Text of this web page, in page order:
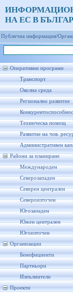
НА ЕС В
Публична информация/
Оперативни програми
Транспорт
Околна среда
Регионално развитие
Техническа помощ
Развитие на чов.
Административен
Райони за планиране
Международен
Северозападен
Северен централен
Североизточен
Югозападен
Южен централен
Югоизточен
Организации
Бенефициенти
Партньори
Изпълнители
Проекти